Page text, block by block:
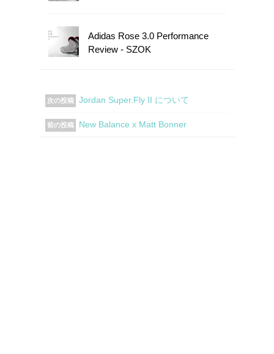
Adidas Rose 3.0 Performance
Review - SZOK
次の投稿 Jordan Super.Fly II について
前の投稿 New Balance x Matt Bonner